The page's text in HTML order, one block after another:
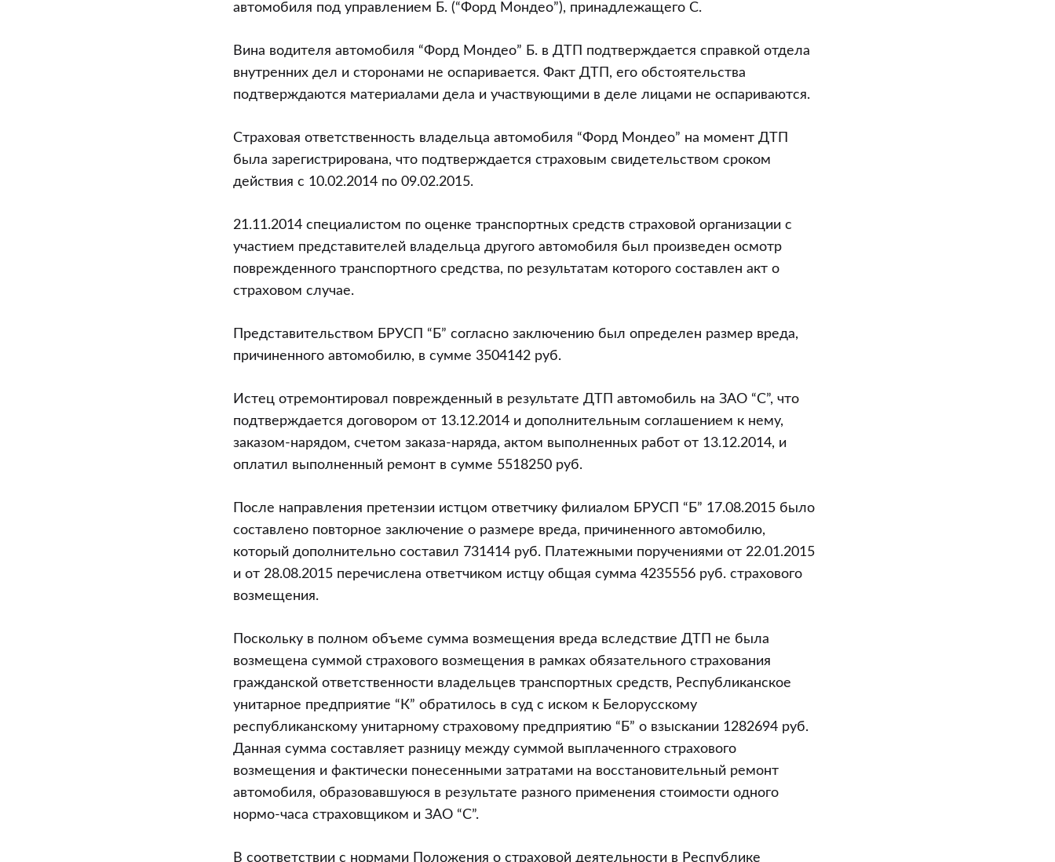
автомобиля под управлением Б. (“Форд Мондео”), принадлежащего С.
Вина водителя автомобиля “Форд Мондео” Б. в ДТП подтверждается справкой отдела
внутренних дел и сторонами не оспаривается. Факт ДТП, его обстоятельства
подтверждаются материалами дела и участвующими в деле лицами не оспариваются.
Страховая ответственность владельца автомобиля “Форд Мондео” на момент ДТП
была зарегистрирована, что подтверждается страховым свидетельством сроком
действия с 10.02.2014 по 09.02.2015.
21.11.2014 специалистом по оценке транспортных средств страховой организации с
участием представителей владельца другого автомобиля был произведен осмотр
поврежденного транспортного средства, по результатам которого составлен акт о
страховом случае.
Представительством БРУСП “Б” согласно заключению был определен размер вреда,
причиненного автомобилю, в сумме 3504142 руб.
Истец отремонтировал поврежденный в результате ДТП автомобиль на ЗАО “С”, что
подтверждается договором от 13.12.2014 и дополнительным соглашением к нему,
заказом-нарядом, счетом заказа-наряда, актом выполненных работ от 13.12.2014, и
оплатил выполненный ремонт в сумме 5518250 руб.
После направления претензии истцом ответчику филиалом БРУСП “Б” 17.08.2015 было
составлено повторное заключение о размере вреда, причиненного автомобилю,
который дополнительно составил 731414 руб. Платежными поручениями от 22.01.2015
и от 28.08.2015 перечислена ответчиком истцу общая сумма 4235556 руб. страхового
возмещения.
Поскольку в полном объеме сумма возмещения вреда вследствие ДТП не была
возмещена суммой страхового возмещения в рамках обязательного страхования
гражданской ответственности владельцев транспортных средств, Республиканское
унитарное предприятие “К” обратилось в суд с иском к Белорусскому
республиканскому унитарному страховому предприятию “Б” о взыскании 1282694 руб.
Данная сумма составляет разницу между суммой выплаченного страхового
возмещения и фактически понесенными затратами на восстановительный ремонт
автомобиля, образовавшуюся в результате разного применения стоимости одного
нормо-часа страховщиком и ЗАО “С”.
В соответствии с нормами Положения о страховой деятельности в Республике